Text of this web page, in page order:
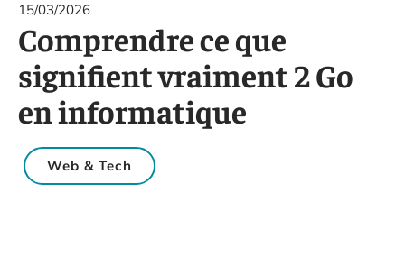
15/03/2026
Comprendre ce que
signifient vraiment 2 Go
en informatique
Web & Tech